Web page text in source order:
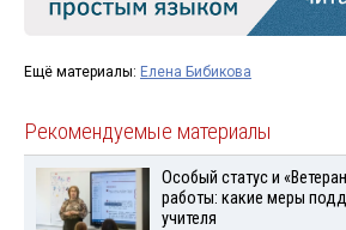
Ещё материалы: Елена Бибикова
Рекомендуемые материалы
Особый статус и
работы: какие меры
учителя